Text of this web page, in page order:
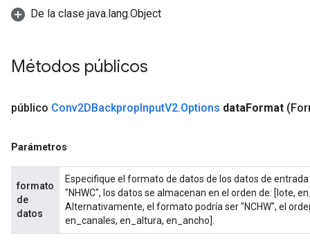
De la clase java.lang.Object
Métodos públicos
público Conv2DBackpropInputV2.Options dataFormat
Parámetros
formato
de
datos
Especifique el formato de datos de los datos de
"NHWC", los datos se almacenan en el orden de: [lote,
Alternativamente, el formato podría ser "NCHW", el
en_canales, en_altura, en_ancho].